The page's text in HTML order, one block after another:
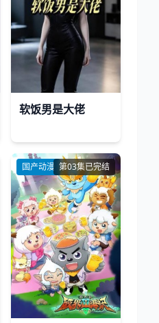
软饭男是大佬
国产动漫 第03集已完结